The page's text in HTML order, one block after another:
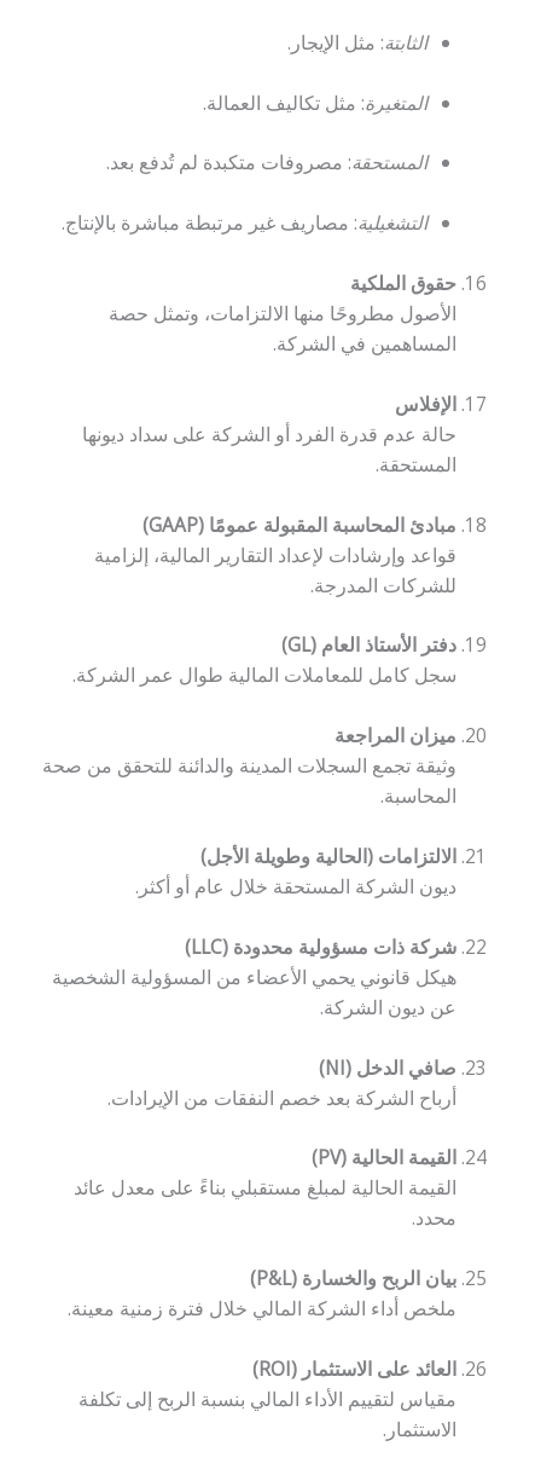
الثابتة: مثل الإيجار.
المتغيرة: مثل تكاليف العمالة.
المستحقة: مصروفات متكبدة لم تُدفع بعد.
التشغيلية: مصاريف غير مرتبطة مباشرة بالإنتاج.
حقوق الملكية
الأصول مطروحًا منها الالتزامات، وتمثل حصة
المساهمين في الشركة.
الإفلاس
حالة عدم قدرة الفرد أو الشركة على سداد ديونها
المستحقة.
مبادئ المحاسبة المقبولة عمومًا (GAAP)
قواعد وإرشادات لإعداد التقارير المالية، إلزامية
للشركات المدرجة.
دفتر الأستاذ العام (GL)
سجل كامل للمعاملات المالية طوال عمر الشركة.
ميزان المراجعة
وثيقة تجمع السجلات المدينة والدائنة للتحقق من صحة
المحاسبة.
الالتزامات (الحالية وطويلة الأجل)
ديون الشركة المستحقة خلال عام أو أكثر.
شركة ذات مسؤولية محدودة (LLC)
هيكل قانوني يحمي الأعضاء من المسؤولية الشخصية
عن ديون الشركة.
صافي الدخل (NI)
أرباح الشركة بعد خصم النفقات من الإيرادات.
القيمة الحالية (PV)
القيمة الحالية لمبلغ مستقبلي بناءً على معدل عائد
محدد.
بيان الربح والخسارة (P&L)
ملخص أداء الشركة المالي خلال فترة زمنية معينة.
العائد على الاستثمار (ROI)
مقياس لتقييم الأداء المالي بنسبة الربح إلى تكلفة
الاستثمار.